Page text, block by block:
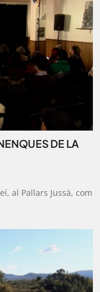
DE LA
al Pallars Jussà, com